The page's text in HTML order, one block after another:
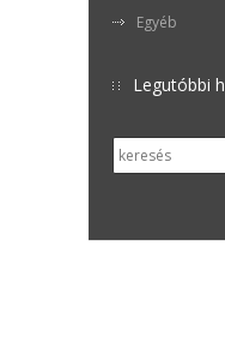
Egyéb
Legutóbbi